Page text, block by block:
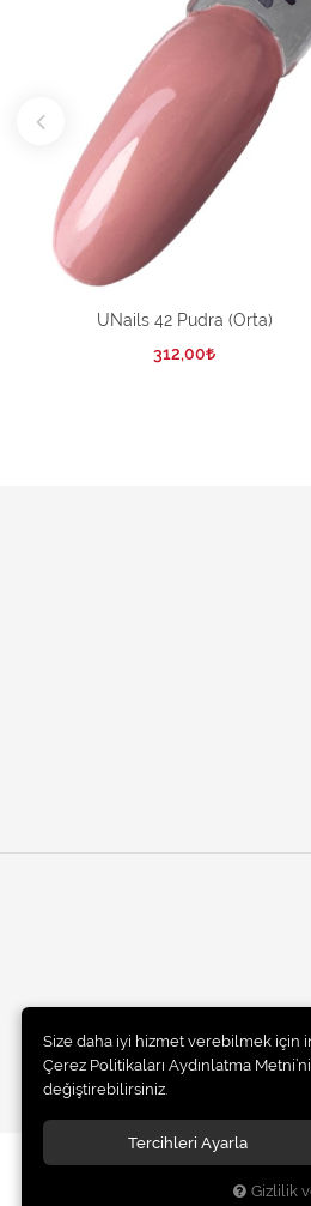
UNails 42 Pudra (Orta)
312,00
Size daha iyi hizmet verebilmek için
Çerez Politikaları Aydınlatma
değiştirebilirsiniz.
Tercihleri Ayarla
Gizlilik